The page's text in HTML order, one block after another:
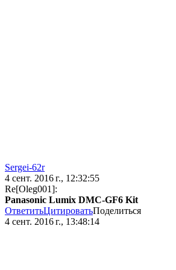
Sergei-62r
4 сент. 2016 г., 12:32:55
Re[Oleg001]:
Panasonic Lumix DMC-GF6 Kit
ОтветитьЦитироватьПоделиться
4 сент. 2016 г., 13:48:14